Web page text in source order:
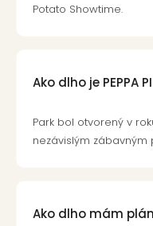
Potato Showtime.
Ako dlho je PEPPA
Park bol otvorený v
nezávislým zábavným
Ako dlho mám